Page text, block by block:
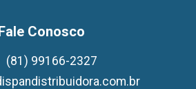
Conosco
(81) 99166-2327